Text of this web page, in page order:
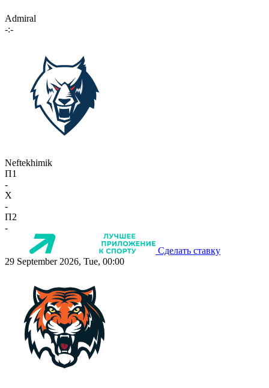
Admiral
-:-
Neftekhimik
П1
-
X
-
П2
-
Сделать ставку
29 September 2026, Tue, 00:00